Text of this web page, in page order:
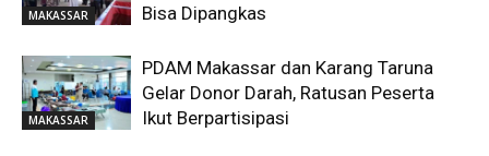
MAKASSAR
Bisa Dipangkas
MAKASSAR
PDAM Makassar dan Karang Taruna
Gelar Donor Darah, Ratusan Peserta
Ikut Berpartisipasi